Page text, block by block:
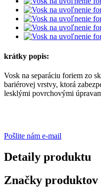
krátky popis:
Vosk na separáciu foriem zo
bariérovej vrstvy, ktorá
lesklými povrchovými
Pošlite nám e-mail
Detaily produktu
Značky produktov